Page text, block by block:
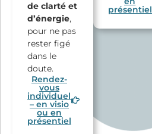
présentiel
de clarté et
d’énergie,
pour ne pas
rester figé
dans le
doute.
Rendez-
vous
individuel
– en visio
ou en
présentiel